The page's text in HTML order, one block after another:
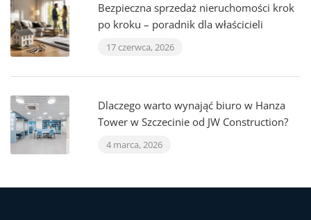
Bezpieczna sprzedaż nieruchomości krok
po kroku – poradnik dla właścicieli
17 czerwca, 2026
Dlaczego warto wynająć biuro w Hanza
Tower w Szczecinie od JW Construction?
4 marca, 2026